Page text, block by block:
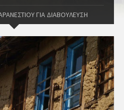
ΓΙΑ ΔΙΑΒΟΥΛΕΥΣΗ